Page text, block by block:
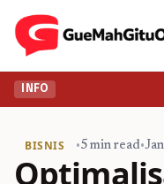
INFO
BISNIS •5 min read•